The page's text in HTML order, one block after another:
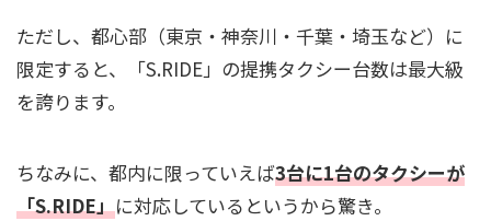
ただし、都心部（東京・神奈川・千葉・埼玉など）に
限定すると、「S.RIDE」の提携タクシー台数は最大級
を誇ります。
ちなみに、都内に限っていえば3台に1台のタクシーが
「S.RIDE」に対応しているというから驚き。